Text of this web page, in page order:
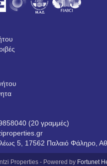
(20 γραμμές)
5, 17562 Παλαιό Φάληρο,
Properties - Powered by Fortunet